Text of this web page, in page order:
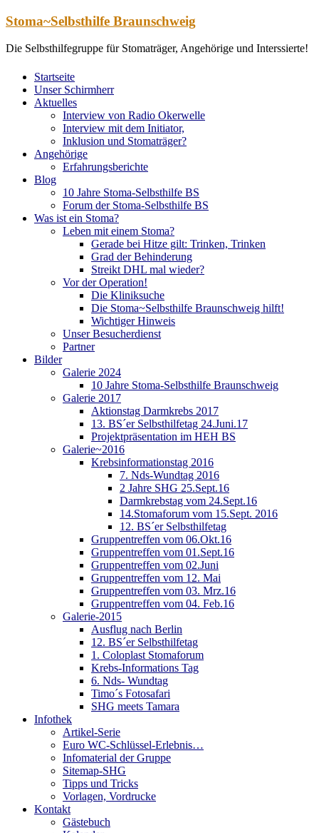
Zum
springen
Stoma~Selbsthilfe Braunschweig
Die Selbsthilfegruppe für Stomaträger, Angehörige und Interssierte!
Startseite
Unser Schirmherr
Aktuelles
Interview von Radio Okerwelle
Interview mit dem Initiator,
Inklusion und Stomaträger?
Angehörige
Erfahrungsberichte
Blog
10 Jahre Stoma-Selbsthilfe BS
Forum der Stoma-Selbsthilfe BS
Was ist ein Stoma?
Leben mit einem Stoma?
Gerade bei Hitze gilt: Trinken, Trinken
Grad der Behinderung
Streikt DHL mal wieder?
Vor der Operation!
Die Kliniksuche
Die Stoma~Selbsthilfe Braunschweig hilft!
Wichtiger Hinweis
Unser Besucherdienst
Partner
Bilder
Galerie 2024
10 Jahre Stoma-Selbsthilfe Braunschweig
Galerie 2017
Aktionstag Darmkrebs 2017
13. BS´er Selbsthilfetag 24.Juni.17
Projektpräsentation im HEH BS
Galerie~2016
Krebsinformationstag 2016
7. Nds-Wundtag 2016
2 Jahre SHG 25.Sept.16
Darmkrebstag vom 24.Sept.16
14.Stomaforum vom 15.Sept. 2016
12. BS´er Selbsthilfetag
Gruppentreffen vom 06.Okt.16
Gruppentreffen vom 01.Sept.16
Gruppentreffen vom 02.Juni
Gruppentreffen vom 12. Mai
Gruppentreffen vom 03. Mrz.16
Gruppentreffen vom 04. Feb.16
Galerie-2015
Ausflug nach Berlin
12. BS´er Selbsthilfetag
1. Coloplast Stomaforum
Krebs-Informations Tag
6. Nds- Wundtag
Timo´s Fotosafari
SHG meets Tamara
Infothek
Artikel-Serie
Euro WC-Schlüssel-Erlebnis…
Infomaterial der Gruppe
Sitemap-SHG
Tipps und Tricks
Vorlagen, Vordrucke
Kontakt
Gästebuch